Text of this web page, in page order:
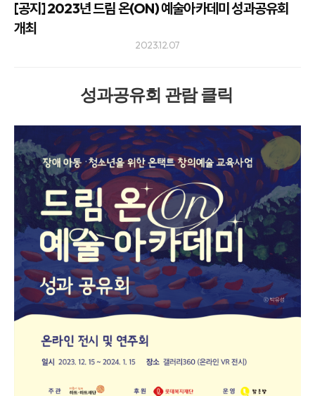
[공지] 2023년 드림 온(ON) 예술아카데미 성과공유회
개최
2023.12.07
성과공유회 관람 클릭